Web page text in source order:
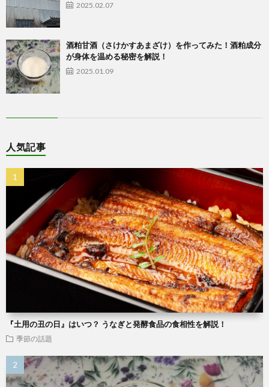
2025.02.07
酒粕甘酒（さけかすあまざけ）を作ってみた！酒粕成分
が身体を温める秘密を解説！
2025.01.09
人気記事
『土用の丑の日』はいつ？ うなぎと発酵食品の食相性を解説！
季節の話題